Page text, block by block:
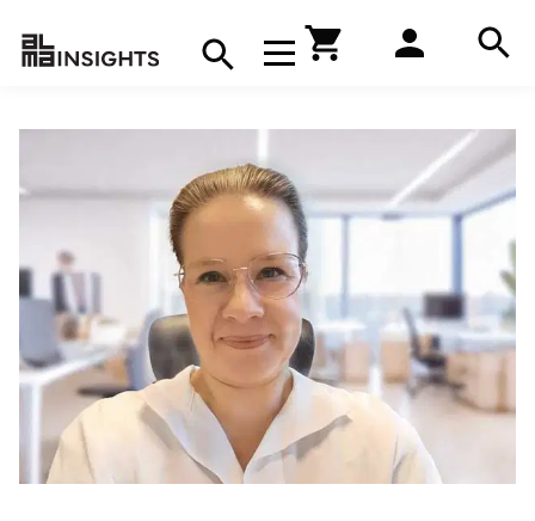
Avaa navigaatio
Hae